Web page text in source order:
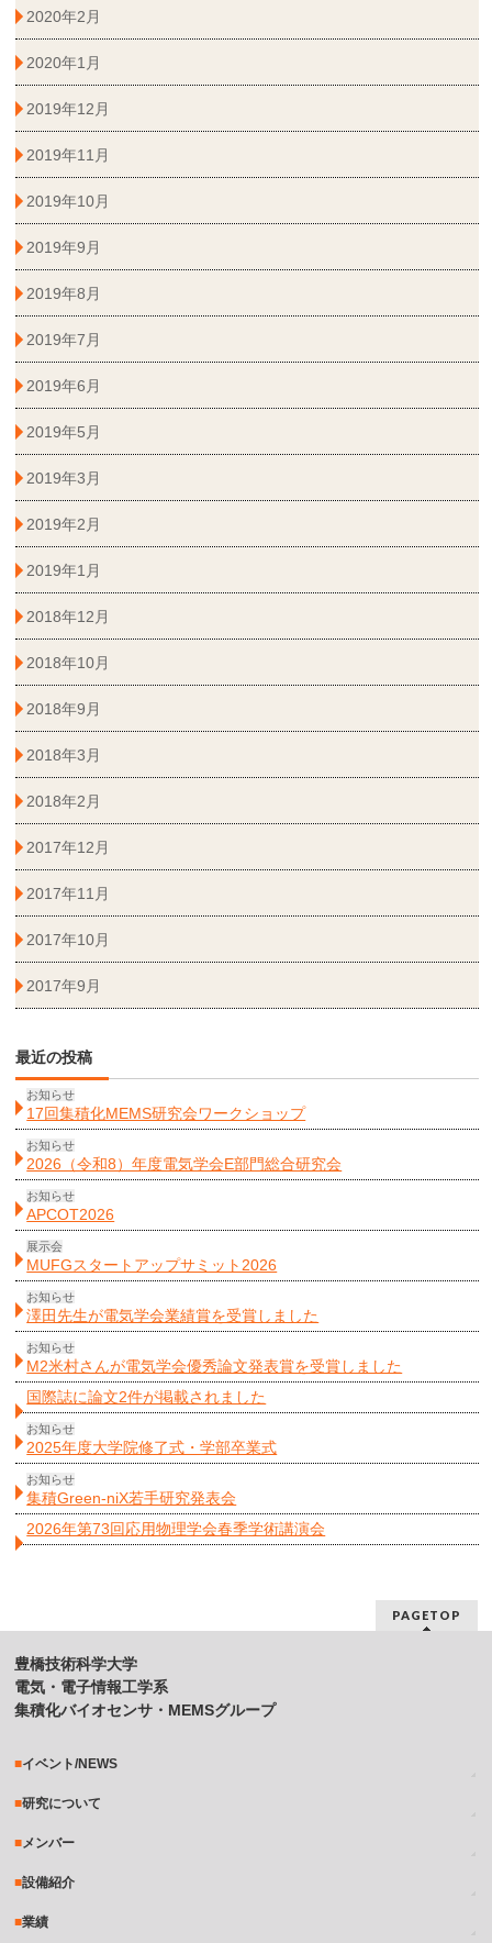
2020年2月
2020年1月
2019年12月
2019年11月
2019年10月
2019年9月
2019年8月
2019年7月
2019年6月
2019年5月
2019年3月
2019年2月
2019年1月
2018年12月
2018年10月
2018年9月
2018年3月
2018年2月
2017年12月
2017年11月
2017年10月
2017年9月
最近の投稿
お知らせ
17回集積化MEMS研究会ワークショップ
お知らせ
2026（令和8）年度電気学会E部門総合研究会
お知らせ
APCOT2026
展示会
MUFGスタートアップサミット2026
お知らせ
澤田先生が電気学会業績賞を受賞しました
お知らせ
M2米村さんが電気学会優秀論文発表賞を受賞しました
国際誌に論文2件が掲載されました
お知らせ
2025年度大学院修了式・学部卒業式
お知らせ
集積Green-niX若手研究発表会
2026年第73回応用物理学会春季学術講演会
PAGETOP
豊橋技術科学大学
電気・電子情報工学系
集積化バイオセンサ・MEMSグループ
イベント/NEWS
研究について
メンバー
設備紹介
業績